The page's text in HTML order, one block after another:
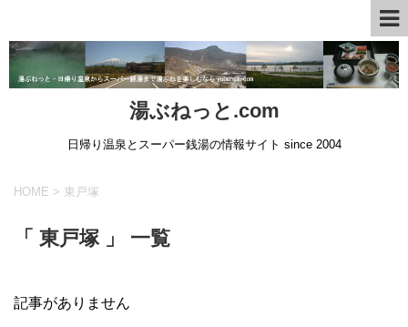
湯ぶねっと.com
日帰り温泉とスーパー銭湯の情報サイト since 2004
HOME > 東戸塚
「 東戸塚 」 一覧
記事がありません